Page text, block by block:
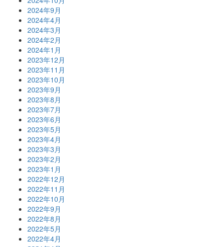
2024年9月
2024年4月
2024年3月
2024年2月
2024年1月
2023年12月
2023年11月
2023年10月
2023年9月
2023年8月
2023年7月
2023年6月
2023年5月
2023年4月
2023年3月
2023年2月
2023年1月
2022年12月
2022年11月
2022年10月
2022年9月
2022年8月
2022年5月
2022年4月